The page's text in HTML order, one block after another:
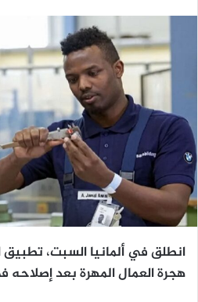
انطلق في ألمانيا السبت، تطبيق
هجرة العمال المهرة بعد إصلاحه